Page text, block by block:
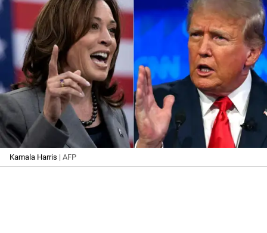
Kamala Harris | AFP